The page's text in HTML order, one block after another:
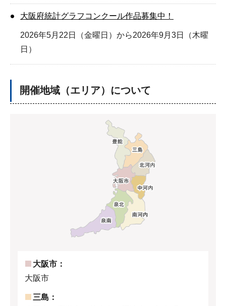
大阪府統計グラフコンクール作品募集中！
2026年5月22日（金曜日）から2026年9月3日（木曜
日）
開催地域（エリア）について
大阪市：
大阪市
三島：